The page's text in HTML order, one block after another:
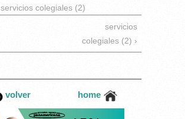
servicios colegiales (2)
servicios
colegiales (2) ›
volver home